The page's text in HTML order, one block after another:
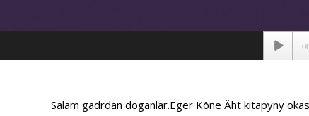
Salam gadrdan doganlar.Eger Köne Äht kitapyny